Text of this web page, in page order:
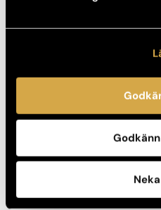
Biverkningar
Som med alla mediciner kan
huvudvärk och i sällsynta fall
att vara uppmärksam på
Vad ska man tänka
blodförtunnande